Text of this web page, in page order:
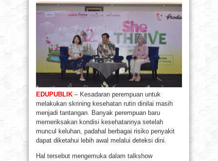
EDUPUBLIK – Kesadaran perempuan untuk
melakukan skrining kesehatan rutin dinilai masih
menjadi tantangan. Banyak perempuan baru
memeriksakan kondisi kesehatannya setelah
muncul keluhan, padahal berbagai risiko penyakit
dapat diketahui lebih awal melalui deteksi dini.
Hal tersebut mengemuka dalam talkshow